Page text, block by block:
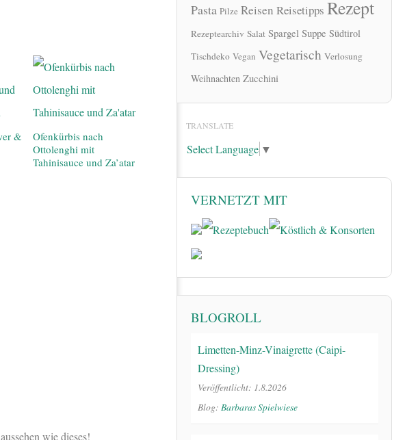
&
Ofenkürbis nach
Ottolenghi mit
Tahinisauce und Za’atar
wie dieses!
Pasta Pilze Reisen Reisetipps Rezept
Rezeptearchiv Salat Spargel Suppe Südtirol
Tischdeko Vegan Vegetarisch Verlosung
Weihnachten Zucchini
TRANSLATE
Select Language ▼
VERNETZT MIT
BLOGROLL
Limetten-Minz-Vinaigrette (Caipi-
Dressing)
Veröffentlicht: 1.8.2026
Blog: Barbaras Spielwiese